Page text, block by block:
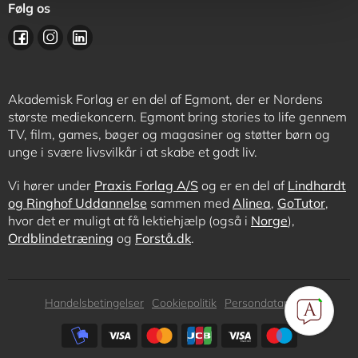
Følg os
Akademisk Forlag er en del af Egmont, der er Nordens
største mediekoncern. Egmont bring stories to life gennem
TV, film, games, bøger og magasiner og støtter børn og
unge i svære livsvilkår i at skabe et godt liv.
Vi hører under Praxis Forlag A/S og er en del af Lindhardt
og Ringhof Uddannelse sammen med Alinea, GoTutor,
hvor det er muligt at få lektiehjælp (også i Norge),
Ordblindetræning og Forstå.dk.
Subfooter
Handelsbetingelser Cookiepolitik
Persondatapolitik
Subfooter
payment